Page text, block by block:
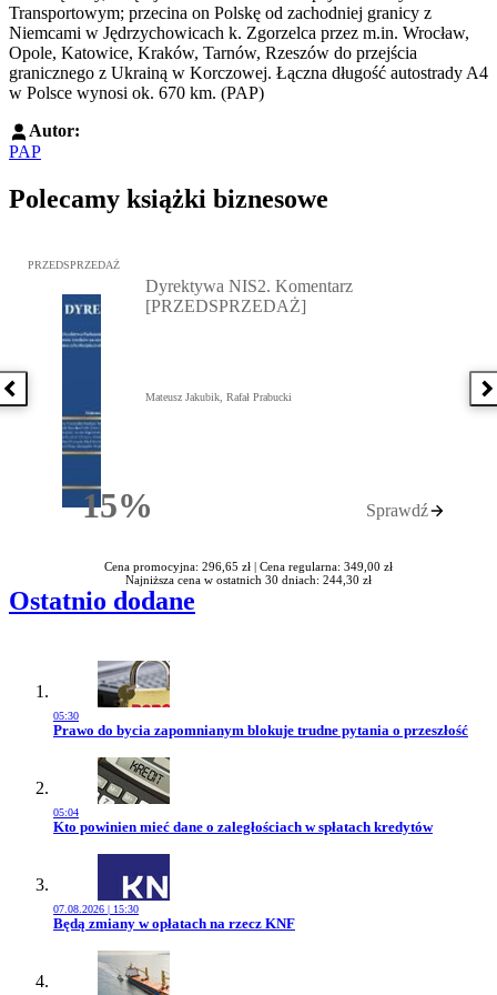
Transportowym; przecina on Polskę od zachodniej granicy z
Niemcami w Jędrzychowicach k. Zgorzelca przez m.in. Wrocław,
Opole, Katowice, Kraków, Tarnów, Rzeszów do przejścia
granicznego z Ukrainą w Korczowej. Łączna długość autostrady A4
w Polsce wynosi ok. 670 km. (PAP)
Autor:
PAP
Polecamy książki biznesowe
Poprzednia książka
Przejdź do: Dyrektywa NIS2. Komentarz [PRZEDSPRZEDAŻ],
PRZEDSPRZEDAŻ
15%Rabatu
Dyrektywa NIS2. Komentarz
[PRZEDSPRZEDAŻ]
Mateusz Jakubik, Rafał Prabucki
Sprawdź
Cena promocyjna: 296,65 zł | Cena regularna: 349,00 zł
Najniższa cena w ostatnich 30 dniach: 244,30 zł
Ostatnio dodane
05:30
Przejdź do artykułu:
Prawo do bycia zapomnianym blokuje trudne pytania o przeszłość
05:04
Przejdź do artykułu:
Kto powinien mieć dane o zaległościach w spłatach kredytów
07.08.2026 | 15:30
Przejdź do artykułu:
Będą zmiany w opłatach na rzecz KNF